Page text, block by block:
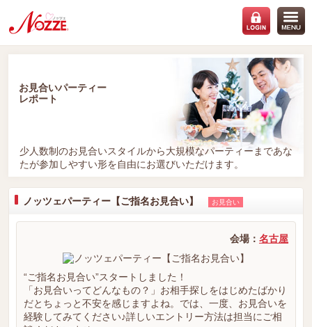
お見合いパーティー
レポート
少人数制のお見合いスタイルから大規模なパーティーまであな
たが参加しやすい形を自由にお選びいただけます。
ノッツェパーティー【ご指名お見合い】 お見合い
会場： 名古屋
“ご指名お見合い”スタートしました！
「お見合いってどんなもの？」お相手探しをはじめたばかり
だとちょっと不安を感じますよね。では、一度、お見合いを
経験してみてください♪詳しいエントリー方法は担当にご相